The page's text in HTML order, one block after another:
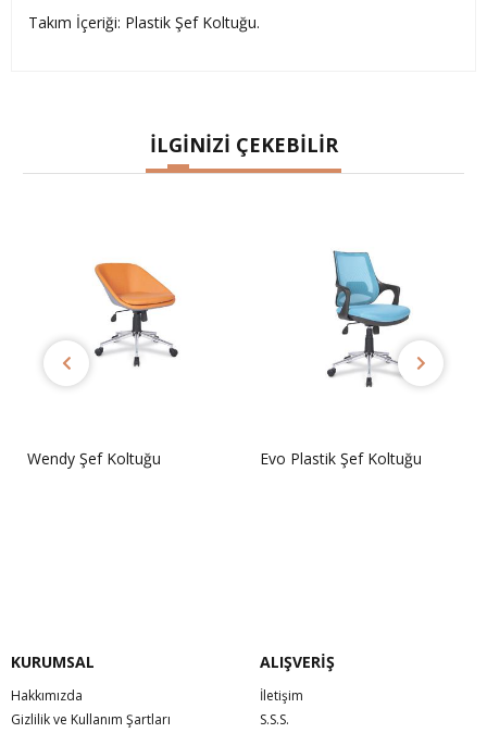
Takım İçeriği: Plastik Şef Koltuğu.
İLGİNİZİ ÇEKEBİLİR
Wendy Şef Koltuğu Evo Plastik Şef Koltuğu
KURUMSAL
Hakkımızda
Gizlilik ve Kullanım Şartları
ALIŞVERİŞ
İletişim
S.S.S.